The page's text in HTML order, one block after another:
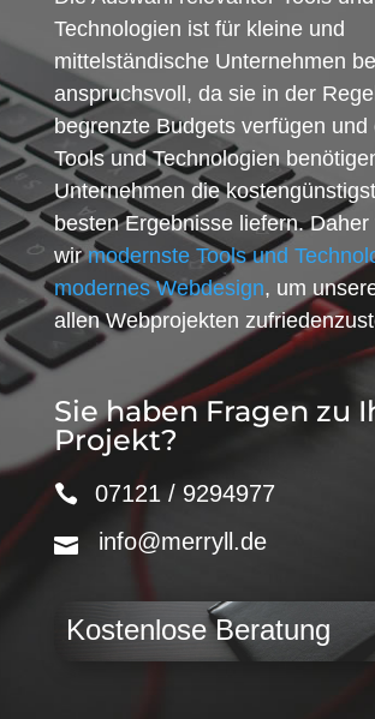
Technologien ist für kleine und
mittelständische Unternehmen
anspruchsvoll, da sie in der
begrenzte Budgets verfügen und
Tools und Technologien
Unternehmen die
besten Ergebnisse liefern. Daher
wirmodernste Tools und
modernes Webdesign, um
allen Webprojekten
Sie haben Fragen zu
Projekt?
07121 / 9294977
info@merryll.de
Kostenlose Beratung